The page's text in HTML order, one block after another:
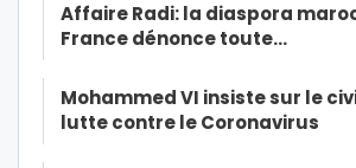
Affaire Radi: la diaspora
France dénonce toute…
Mohammed VI insiste sur le
lutte contre le Coronavirus